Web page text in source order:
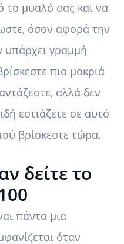
το μυαλό σας και να
όσον αφορά την
υπάρχει γραμμή
πιο μακριά
αλλά δεν
εστιάζετε σε αυτό
βρίσκεστε τώρα.
δείτε το
πάντα μια
όταν